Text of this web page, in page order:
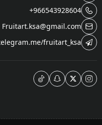
+966543928604
Fruitart.ksa@gmail.com
fruitart_ksa